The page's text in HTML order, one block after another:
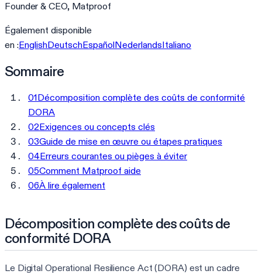
Founder & CEO, Matproof
Également disponible
en :EnglishDeutschEspañolNederlandsItaliano
Sommaire
01Décomposition complète des coûts de conformité
DORA
02Exigences ou concepts clés
03Guide de mise en œuvre ou étapes pratiques
04Erreurs courantes ou pièges à éviter
05Comment Matproof aide
06À lire également
Décomposition complète des coûts de
conformité DORA
Le Digital Operational Resilience Act (DORA) est un cadre